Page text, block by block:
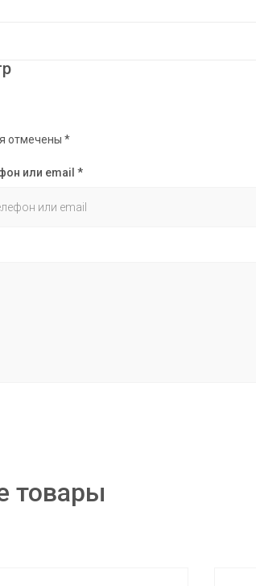
отмечены *
или email *
товары